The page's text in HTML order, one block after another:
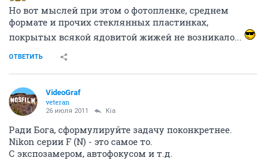
Но вот мыслей при этом о фотопленке, среднем
формате и прочих стеклянных пластинках,
покрытых всякой ядовитой жижей не возникало...
ОТВЕТИТЬ
VideoGraf
veteran
26 июля 2011 Kia
Ради Бога, сформулируйте задачу поконкретнее.
Nikon серии F (N) - это самое то.
С экспозамером, автофокусом и т.д.